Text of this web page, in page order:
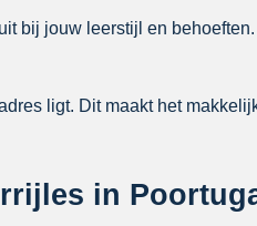
bij jouw leerstijl en
ligt. Dit maakt het
in